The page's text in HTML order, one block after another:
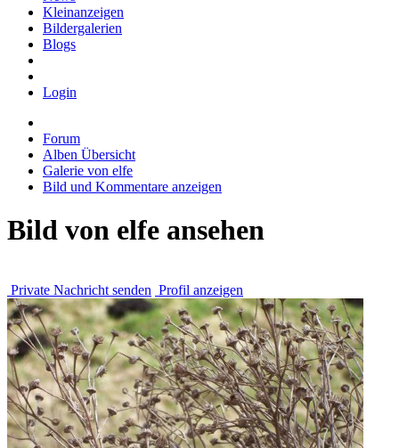
Kleinanzeigen
Bildergalerien
Blogs
Login
Forum
Alben Übersicht
Galerie von elfe
Bild und Kommentare anzeigen
Bild von elfe ansehen
Private Nachricht senden Profil anzeigen